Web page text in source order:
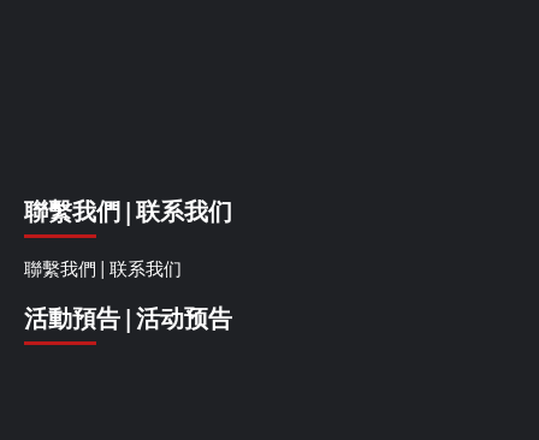
聯繫我們 | 联系我们
聯繫我們 | 联系我们
活動預告 | 活动预告